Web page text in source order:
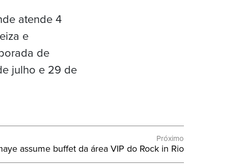
atende 4
e
de
julho e 29 de
Próximo
assume buffet da área VIP do Rock in Rio